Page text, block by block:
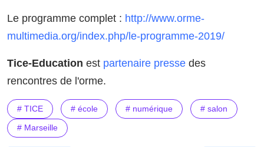
Le programme complet : http://www.orme-
multimedia.org/index.php/le-programme-2019/
Tice-Education est partenaire presse des
rencontres de l'orme.
# TICE # école # numérique # salon
# Marseille